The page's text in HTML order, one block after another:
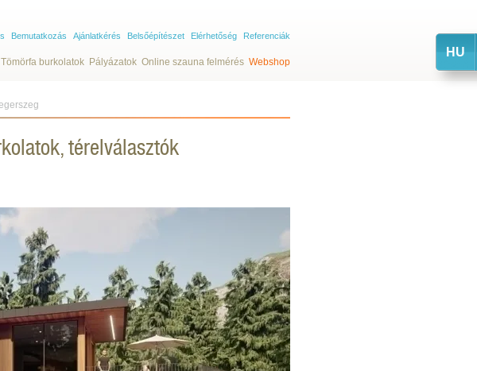
Bemutatkozás Ajánlatkérés Belsőépítészet Elérhetőség Referenciák
Tömörfa burkolatok Pályázatok Online szauna felmérés Webshop
térelválasztók
HU